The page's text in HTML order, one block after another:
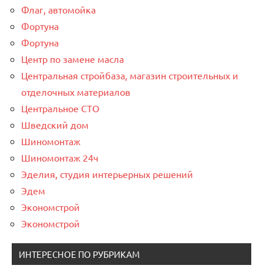
Флаг, автомойка
Фортуна
Фортуна
Центр по замене масла
Центральная стройбаза, магазин строительных и
отделочных материалов
Центральное СТО
Шведский дом
Шиномонтаж
Шиномонтаж 24ч
Эделия, студия интерьерных решений
Эдем
Экономстрой
Экономстрой
ИНТЕРЕСНОЕ ПО РУБРИКАМ